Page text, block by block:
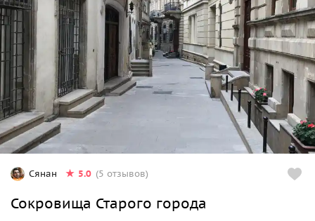
Сянан 5.0 (5 отзывов)
Сокровища Старого города